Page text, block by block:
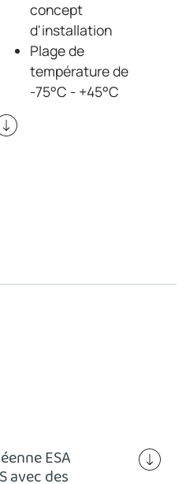
concept
d'installation
Plage de
température de
-75°C - +45°C
ESA
avec des